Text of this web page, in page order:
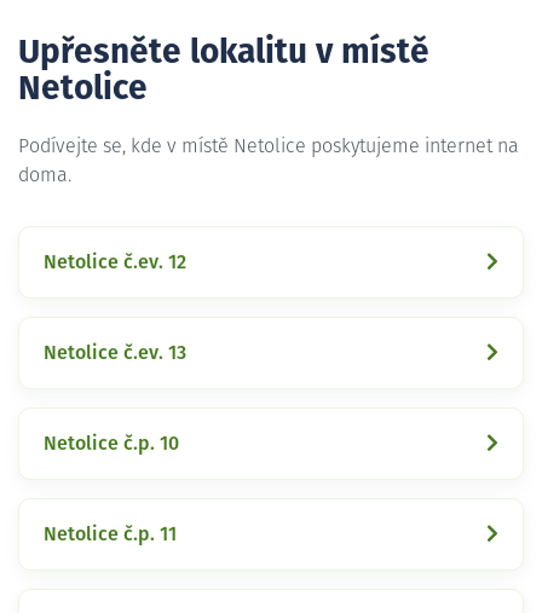
Upřesněte lokalitu v místě
Netolice
Podívejte se, kde v místě Netolice poskytujeme internet na
doma.
Netolice č.ev. 12
Netolice č.ev. 13
Netolice č.p. 10
Netolice č.p. 11